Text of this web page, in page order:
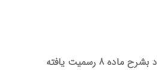
جلسات مجمع عمومی حداقل سالی دو بار بنا به دعوت کتبی هیئت مدیره یا بازرس مؤسسه و یا مدیرعامل سازمان تأمین اجتماعی (رئیس مجمع) با حضور افراد بشرح ماده 8 رسمیت یافته